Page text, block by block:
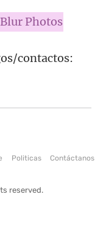
Photos
contactos:
Politicas Contáctanos
reserved.